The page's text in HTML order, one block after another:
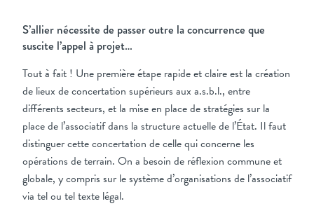
S’allier nécessite de passer outre la concurrence que
suscite l’appel à projet…
Tout à fait ! Une première étape rapide et claire est la création
de lieux de concertation supérieurs aux a.s.b.l., entre
différents secteurs, et la mise en place de stratégies sur la
place de l’associatif dans la structure actuelle de l’État. Il faut
distinguer cette concertation de celle qui concerne les
opérations de terrain. On a besoin de réflexion commune et
globale, y compris sur le système d’organisations de l’associatif
via tel ou tel texte légal.